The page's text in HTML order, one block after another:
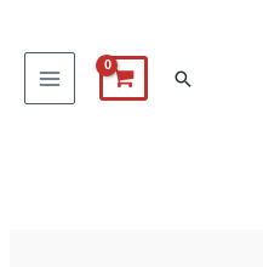
البحث